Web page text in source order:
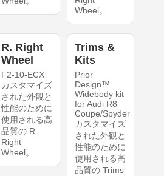
Wheel。
R. Right
Wheel
F2-10-ECX
カスタマイズ
された外観と
性能のために
使用される高
品質の R.
Right
Wheel。
Trims &
Kits
Prior
Design™
Widebody kit
for Audi R8
Coupe/Spyder
カスタマイズ
された外観と
性能のために
使用される高
品質の Trims